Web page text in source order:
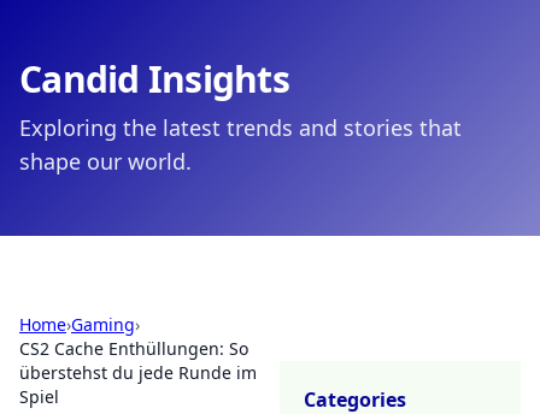
Candid Insights
Exploring the latest trends and stories that
shape our world.
Home›Gaming›
CS2 Cache Enthüllungen: So
überstehst du jede Runde im
Spiel
Categories